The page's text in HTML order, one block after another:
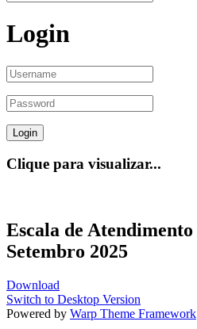
Login
Clique para visualizar...
Escala de
Setembro 2025
Download
Switch to Desktop Version
Powered by Warp Theme Framework